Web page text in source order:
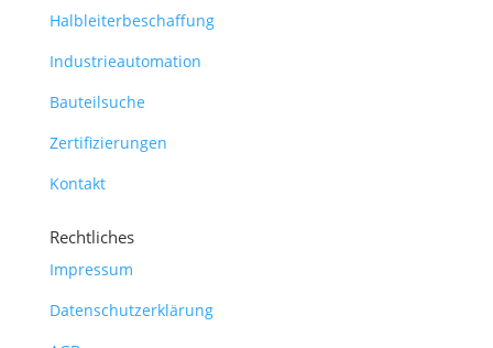
Halbleiterbeschaffung
Industrieautomation
Bauteilsuche
Zertifizierungen
Kontakt
Rechtliches
Impressum
Datenschutzerklärung